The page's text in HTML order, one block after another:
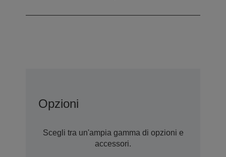
Opzioni
Scegli tra un'ampia gamma di opzioni e
accessori.